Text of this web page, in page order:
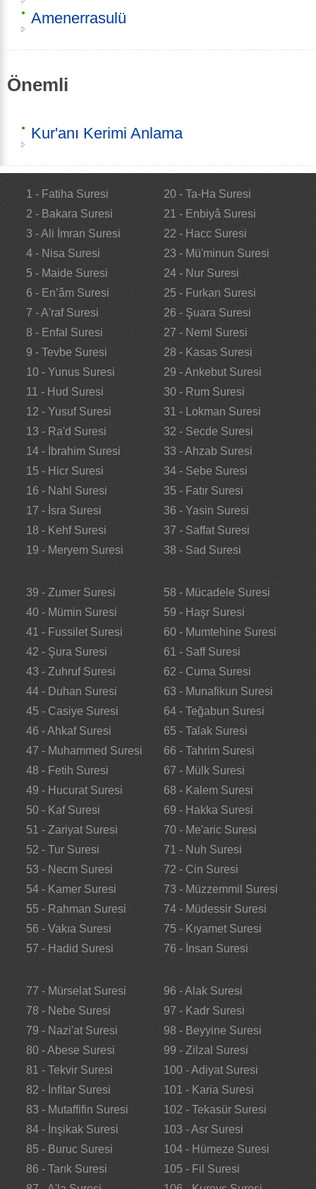
Amenerrasulü
Önemli
Kur'anı Kerimi Anlama
1 - Fatiha Suresi
2 - Bakara Suresi
3 - Ali İmran Suresi
4 - Nisa Suresi
5 - Maide Suresi
6 - En’âm Suresi
7 - A'raf Suresi
8 - Enfal Suresi
9 - Tevbe Suresi
10 - Yunus Suresi
11 - Hud Suresi
12 - Yusuf Suresi
13 - Ra'd Suresi
14 - İbrahim Suresi
15 - Hicr Suresi
16 - Nahl Suresi
17 - İsra Suresi
18 - Kehf Suresi
19 - Meryem Suresi
20 - Ta-Ha Suresi
21 - Enbiyâ Suresi
22 - Hacc Suresi
23 - Mü'minun Suresi
24 - Nur Suresi
25 - Furkan Suresi
26 - Şuara Suresi
27 - Neml Suresi
28 - Kasas Suresi
29 - Ankebut Suresi
30 - Rum Suresi
31 - Lokman Suresi
32 - Secde Suresi
33 - Ahzab Suresi
34 - Sebe Suresi
35 - Fatır Suresi
36 - Yasin Suresi
37 - Saffat Suresi
38 - Sad Suresi
39 - Zumer Suresi
40 - Mümin Suresi
41 - Fussilet Suresi
42 - Şura Suresi
43 - Zuhruf Suresi
44 - Duhan Suresi
45 - Casiye Suresi
46 - Ahkaf Suresi
47 - Muhammed Suresi
48 - Fetih Suresi
49 - Hucurat Suresi
50 - Kaf Suresi
51 - Zariyat Suresi
52 - Tur Suresi
53 - Necm Suresi
54 - Kamer Suresi
55 - Rahman Suresi
56 - Vakıa Suresi
57 - Hadid Suresi
58 - Mücadele Suresi
59 - Haşr Suresi
60 - Mumtehine Suresi
61 - Saff Suresi
62 - Cuma Suresi
63 - Munafikun Suresi
64 - Teğabun Suresi
65 - Talak Suresi
66 - Tahrim Suresi
67 - Mülk Suresi
68 - Kalem Suresi
69 - Hakka Suresi
70 - Me'aric Suresi
71 - Nuh Suresi
72 - Cin Suresi
73 - Müzzemmil Suresi
74 - Müdessir Suresi
75 - Kıyamet Suresi
76 - İnsan Suresi
77 - Mürselat Suresi
78 - Nebe Suresi
79 - Nazi'at Suresi
80 - Abese Suresi
81 - Tekvir Suresi
82 - İnfitar Suresi
83 - Mutaffifin Suresi
84 - İnşikak Suresi
85 - Buruc Suresi
86 - Tarık Suresi
96 - Alak Suresi
97 - Kadr Suresi
98 - Beyyine Suresi
99 - Zilzal Suresi
100 - Adiyat Suresi
101 - Karia Suresi
102 - Tekasür Suresi
103 - Asr Suresi
104 - Hümeze Suresi
105 - Fil Suresi